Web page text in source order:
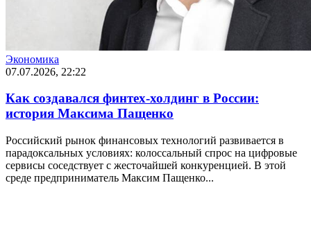
Экономика
07.07.2026, 22:22
Как создавался финтех-холдинг в России:
история Максима Пащенко
Российский рынок финансовых технологий развивается в
парадоксальных условиях: колоссальный спрос на цифровые
сервисы соседствует с жесточайшей конкуренцией. В этой
среде предприниматель Максим Пащенко...